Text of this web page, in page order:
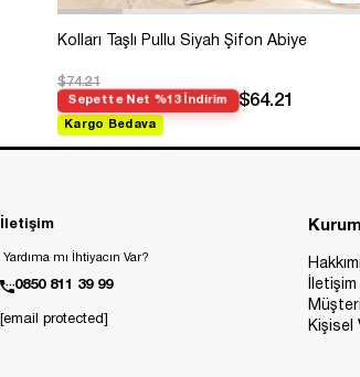
Kolları Taşlı Pullu Siyah Şifon Abiye
$74.21
Sepette Net %13 İndirim $64.21
Kargo Bedava
İletişim
Yardıma mı İhtiyacın Var?
0850 811 39 99
[email protected]
İletişim
Kişisel